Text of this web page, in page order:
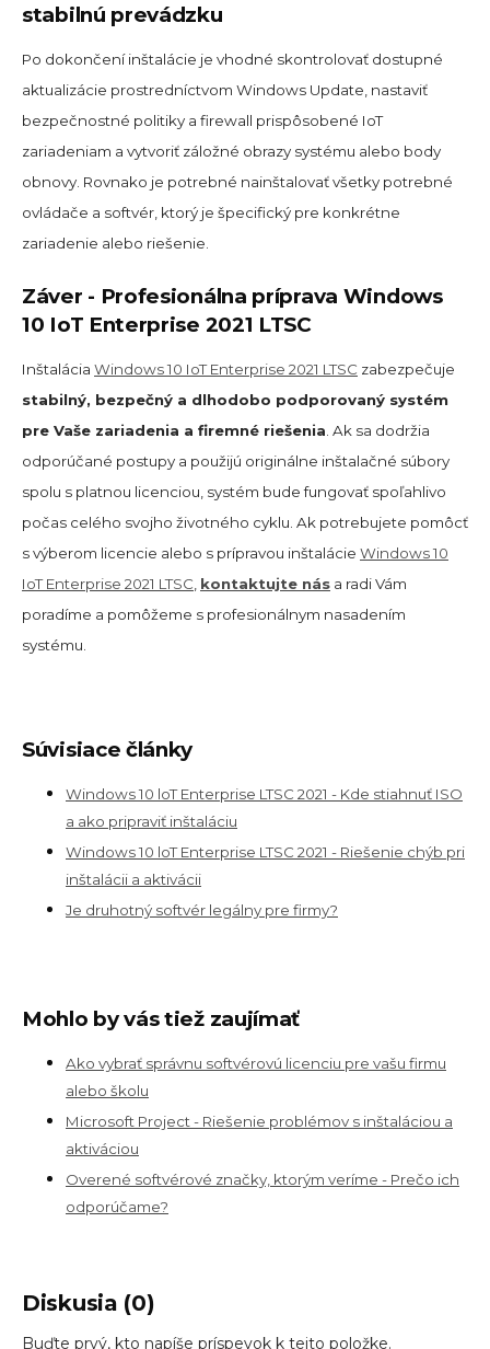
stabilnú prevádzku
Po dokončení inštalácie je vhodné skontrolovať dostupné
aktualizácie prostredníctvom Windows Update, nastaviť
bezpečnostné politiky a firewall prispôsobené IoT
zariadeniam a vytvoriť záložné obrazy systému alebo body
obnovy. Rovnako je potrebné nainštalovať všetky potrebné
ovládače a softvér, ktorý je špecifický pre konkrétne
zariadenie alebo riešenie.
Záver - Profesionálna príprava Windows
10 IoT Enterprise 2021 LTSC
Inštalácia Windows 10 IoT Enterprise 2021 LTSC zabezpečuje
stabilný, bezpečný a dlhodobo podporovaný systém
pre Vaše zariadenia a firemné riešenia . Ak sa dodržia
odporúčané postupy a použijú originálne inštalačné súbory
spolu s platnou licenciou, systém bude fungovať spoľahlivo
počas celého svojho životného cyklu. Ak potrebujete pomôcť
s výberom licencie alebo s prípravou inštalácie Windows 10
IoT Enterprise 2021 LTSC kontaktujte nás a radi Vám
poradíme a pomôžeme s profesionálnym nasadením
systému.
Súvisiace články
Windows 10 loT Enterprise LTSC 2021 - Kde stiahnuť ISO
a ako pripraviť inštaláciu
Windows 10 loT Enterprise LTSC 2021 - Riešenie chýb pri
inštalácii a aktivácii
Je druhotný softvér legálny pre firmy?
Mohlo by vás tiež zaujímať
Ako vybrať správnu softvérovú licenciu pre vašu firmu
alebo školu
Microsoft Project - Riešenie problémov s inštaláciou a
aktiváciou
Overené softvérové značky, ktorým veríme - Prečo ich
odporúčame?
Diskusia (0)
Buďte prvý, kto napíše príspevok k tejto položke.